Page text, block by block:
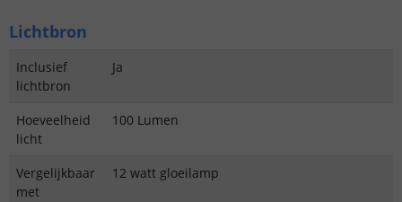
Lichtbron
Inclusief
lichtbron
Ja
Hoeveelheid
licht
100 Lumen
Vergelijkbaar
met
12 watt gloeilamp